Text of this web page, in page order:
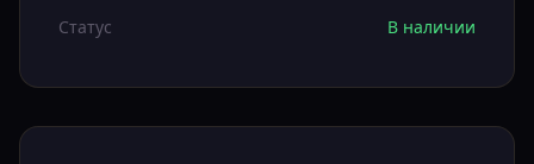
Статус В наличии